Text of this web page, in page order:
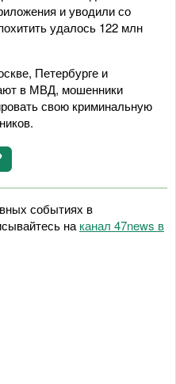
и уводили со
удалось 122 млн
Петербурге и
в МВД, мошенники
свою криминальную
событиях в
на канал 47news в